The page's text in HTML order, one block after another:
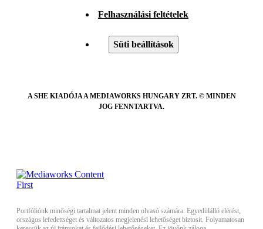
Felhasználási feltételek
Süti beállítások
A SHE KIADÓJA A MEDIAWORKS HUNGARY ZRT. © MINDEN
JOG FENNTARTVA.
Portfóliónk minőségi tartalmat jelent minden olvasó számára. Egyedülálló elérést,
országos lefedettséget és változatos megjelenési lehetőséget biztosít. Folyamatosan